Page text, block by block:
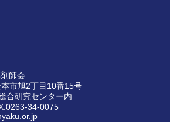
師会
市旭2丁目10番15号
合研究センター内
34-0075